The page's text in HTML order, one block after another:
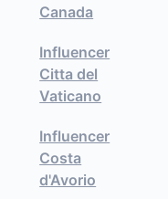
Canada
Influencer
Citta del
Vaticano
Influencer
Costa
d'Avorio